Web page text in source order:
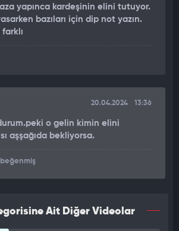
yapınca kardeşinin elini tutuyor.
bazıları için dip not yazın.
farklı
20.04.2024 13:36
o gelin kimin elini
aşşağıda bekliyorsa.
Ait Diğer Videolar